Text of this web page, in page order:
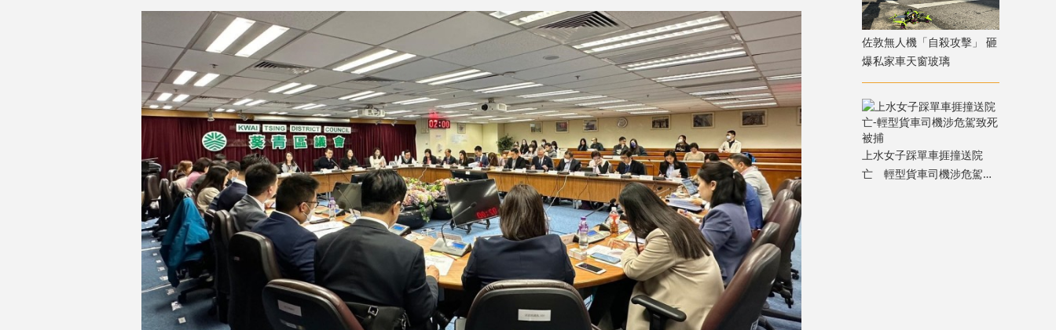
佐敦無人機「自殺攻擊」 砸
爆私家車天窗玻璃
上水女子踩單車捱撞送院
亡 輕型貨車司機涉危駕致